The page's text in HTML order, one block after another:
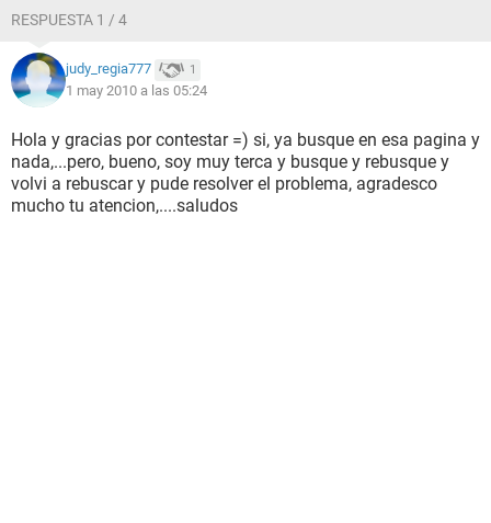
RESPUESTA 1 / 4
judy_regia777 1
1 may 2010 a las 05:24
Hola y gracias por contestar =) si, ya busque en esa pagina y
nada,...pero, bueno, soy muy terca y busque y rebusque y
volvi a rebuscar y pude resolver el problema, agradesco
mucho tu atencion,....saludos